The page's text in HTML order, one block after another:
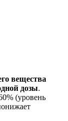
вещества
дозы.
(уровень